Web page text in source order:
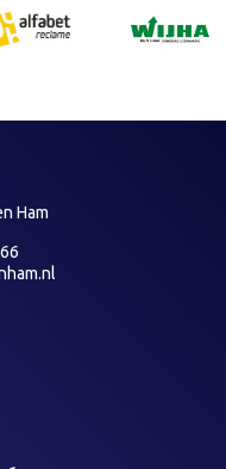
Ham